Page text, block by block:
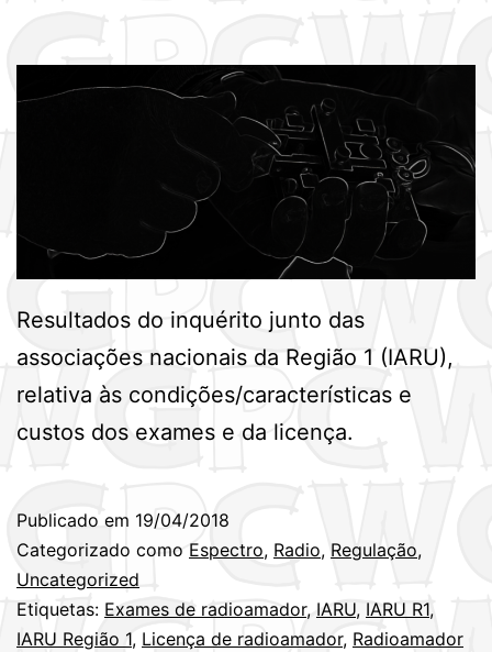
Resultados do inquérito junto das
associações nacionais da Região 1 (IARU),
relativa às condições/características e
custos dos exames e da licença.
Publicado em 19/04/2018
Categorizado como Espectro, Radio, Regulação,
Uncategorized
Etiquetas: Exames de radioamador, IARU, IARU R1,
IARU Região 1, Licença de radioamador, Radioamador